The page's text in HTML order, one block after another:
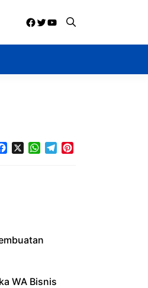
Facebook
Twitter
YouTube
FacebookWhatsApp
Telegram
WA Bisnis